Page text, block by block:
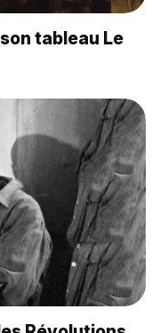
tableau Le